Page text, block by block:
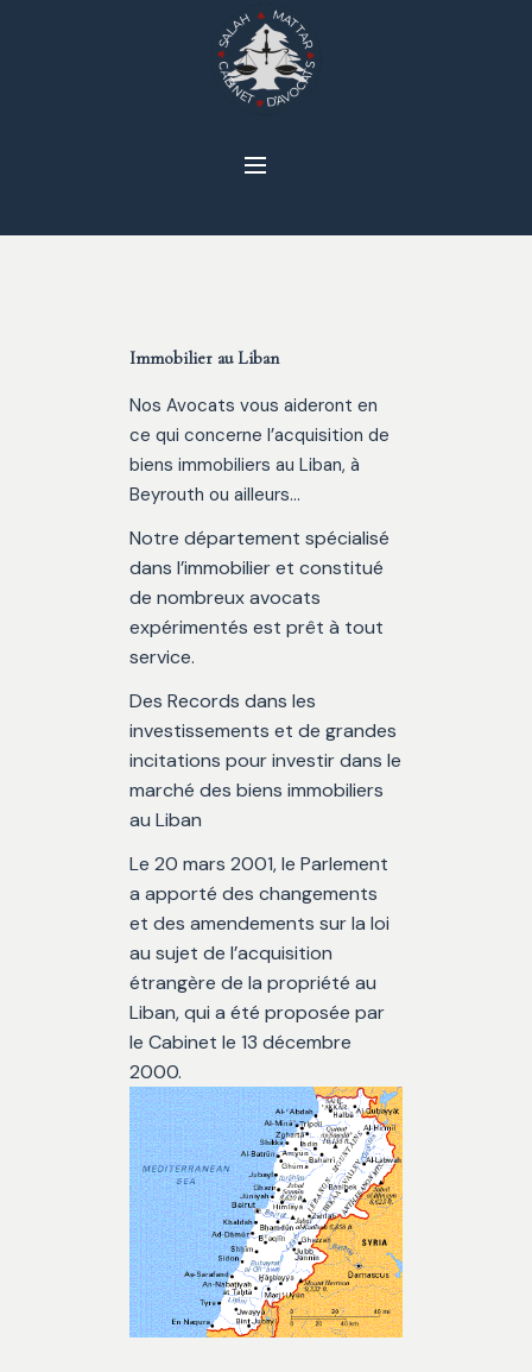
Immobilier au Liban
Nos Avocats vous aideront en
ce qui concerne l’acquisition de
biens immobiliers au Liban, à
Beyrouth ou ailleurs…
Notre département spécialisé
dans l’immobilier et constitué
de nombreux avocats
expérimentés est prêt à tout
service.
Des Records dans les
investissements et de grandes
incitations pour investir dans le
marché des biens immobiliers
au Liban
Le 20 mars 2001, le Parlement
a apporté des changements
et des amendements sur la loi
au sujet de l’acquisition
étrangère de la propriété au
Liban, qui a été proposée par
le Cabinet le 13 décembre
2000.